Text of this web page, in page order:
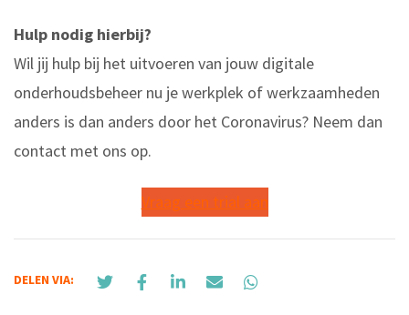
Hulp nodig hierbij?
Wil jij hulp bij het uitvoeren van jouw digitale
onderhoudsbeheer nu je werkplek of werkzaamheden
anders is dan anders door het Coronavirus? Neem dan
contact met ons op.
Vraag een trial aan
DELEN VIA: